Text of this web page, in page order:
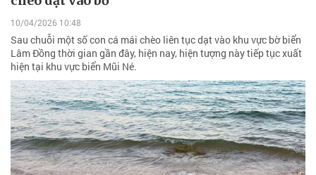
10/04/2026 10:48
Sau chuỗi một số con cá mái chèo liên tục dạt vào khu vực bờ biển
Lâm Đồng thời gian gần đây, hiện nay, hiện tượng này tiếp tục xuất
hiện tại khu vực biển Mũi Né.